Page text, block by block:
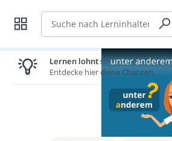
Suche
Lernen lohnt sich!
Entdecke hier deine Chancen.